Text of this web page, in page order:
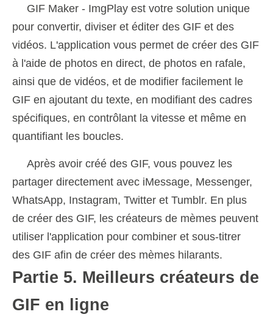
GIF Maker - ImgPlay est votre solution unique
pour convertir, diviser et éditer des GIF et des
vidéos. L'application vous permet de créer des GIF
à l'aide de photos en direct, de photos en rafale,
ainsi que de vidéos, et de modifier facilement le
GIF en ajoutant du texte, en modifiant des cadres
spécifiques, en contrôlant la vitesse et même en
quantifiant les boucles.
Après avoir créé des GIF, vous pouvez les
partager directement avec iMessage, Messenger,
WhatsApp, Instagram, Twitter et Tumblr. En plus
de créer des GIF, les créateurs de mèmes peuvent
utiliser l'application pour combiner et sous-titrer
des GIF afin de créer des mèmes hilarants.
Partie 5. Meilleurs créateurs de
GIF en ligne